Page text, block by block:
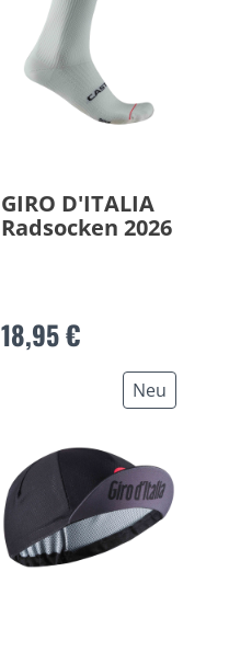
GIRO D'ITALIA
Radsocken 2026
18,95 €
Neu